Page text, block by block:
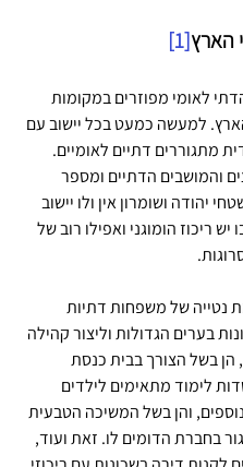
הארץ[1]
לאומי מפוזרים במקומות
למעשה כמעט בכל יישוב עם
מתגוררים דתיים לאומיים.
והמושבים הדתיים ומספר
יהודה ושומרון אין ולו יישוב
ריכוז הומוגני ואפילו רוב של
נטייה של משפחות דתיות
בערים הגדולות וליצור קהילה
הן בשל הצורך בבית כנסת
לימוד מתאימים לילדים
והן בשל המשיכה הטבעית
בחברת הדומים לו. זאת ועוד,